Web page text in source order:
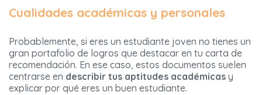
Cualidades académicas y personales
Probablemente, si eres un estudiante joven no tienes un
gran portafolio de logros que destacar en tu carta de
recomendación. En ese caso, estos documentos suelen
centrarse en describir tus aptitudes académicas y
explicar por qué eres un buen estudiante.